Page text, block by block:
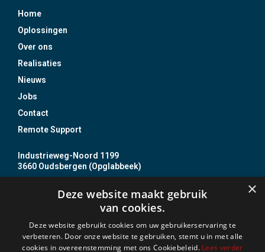
Home
Oplossingen
Over ons
Realisaties
Nieuws
Jobs
Contact
Remote Support
Industrieweg-Noord 1199
3660 Oudsbergen (Opglabbeek)
info@jojo.be
B.Z. nr. 20 0031 14
Incert Nr. B- 1513
×
Deze website maakt gebruik
van cookies.
Deze website gebruikt cookies om uw gebruikerservaring te
verbeteren. Door onze website te gebruiken, stemt u in met alle
cookies in overeenstemming met ons Cookiebeleid. Lees verder